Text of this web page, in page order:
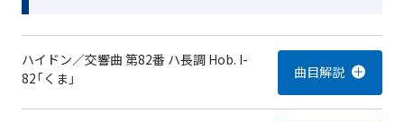
ハイドン／交響曲 第82番 ハ長調 Hob. I-
82「くま」